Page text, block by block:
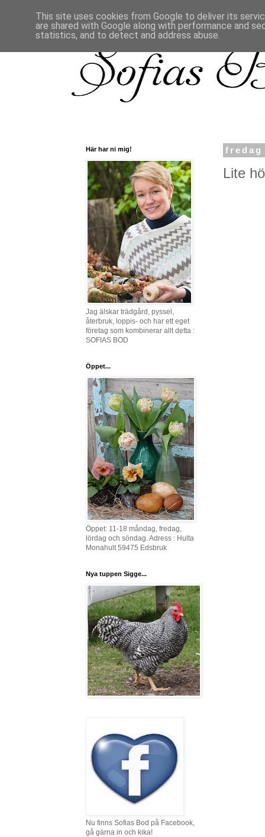
fredag
Lite
Här har ni mig!
Jag älskar trädgård, pyssel,
återbruk, loppis- och har ett eget
företag som kombinerar allt detta :
SOFIAS BOD
Öppet...
Öppet: 11-18 måndag, fredag,
lördag och söndag. Adress : Hulta
Monahult 59475 Edsbruk
Nya tuppen Sigge...
Nu finns Sofias Bod på Facebook,
gå gärna in och kika!
This site uses cookies from Google to deliver its
are shared with Google along with performance and
statistics, and to detect and address abuse.